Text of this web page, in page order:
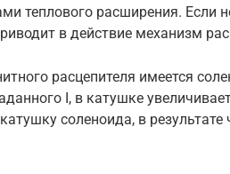
теплового расширения. Если
в действие механизм
расцепителя имеется
I, в катушке
соленоида, в